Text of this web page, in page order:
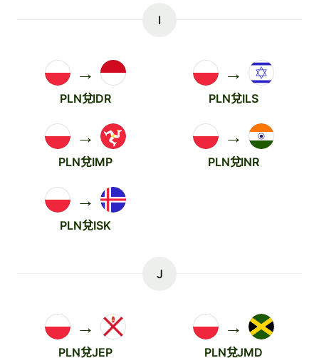
I
→
PLN兌IDR
→
PLN兌ILS
→
PLN兌IMP
→
PLN兌INR
→
PLN兌ISK
J
→
PLN兌JEP
→
PLN兌JMD